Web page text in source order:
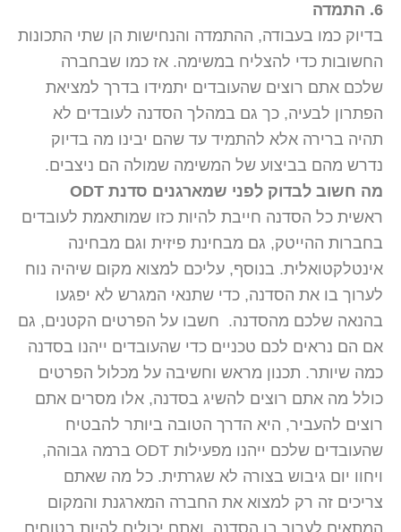
6. התמדה
בדיוק כמו בעבודה, ההתמדה והנחישות הן שתי התכונות
החשובות כדי להצליח במשימה. אז כמו שבחברה
שלכם אתם רוצים שהעובדים יתמידו בדרך למציאת
הפתרון לבעיה, כך גם במהלך הסדנה לעובדים לא
תהיה ברירה אלא להתמיד עד שהם יבינו מה בדיוק
נדרש מהם בביצוע של המשימה שמולה הם ניצבים.
מה חשוב לבדוק לפני שמארגנים סדנת ODT
ראשית כל הסדנה חייבת להיות כזו שמותאמת לעובדים
בחברות ההייטק, גם מבחינת פיזית וגם מבחינה
אינטלקטואלית. בנוסף, עליכם למצוא מקום שיהיה נוח
לערוך בו את הסדנה, כדי שתנאי המגרש לא יפגעו
בהנאה שלכם מהסדנה. חשבו על הפרטים הקטנים, גם
אם הם נראים לכם טכניים כדי שהעובדים ייהנו בסדנה
כמה שיותר. תכנון מראש וחשיבה על מכלול הפרטים
כולל מה אתם רוצים להשיג בסדנה, אלו מסרים אתם
רוצים להעביר, היא הדרך הטובה ביותר להבטיח
שהעובדים שלכם ייהנו מפעילות ODT ברמה גבוהה,
ויחוו יום גיבוש בצורה לא שגרתית. כל מה שאתם
צריכים זה רק למצוא את החברה המארגנת והמקום